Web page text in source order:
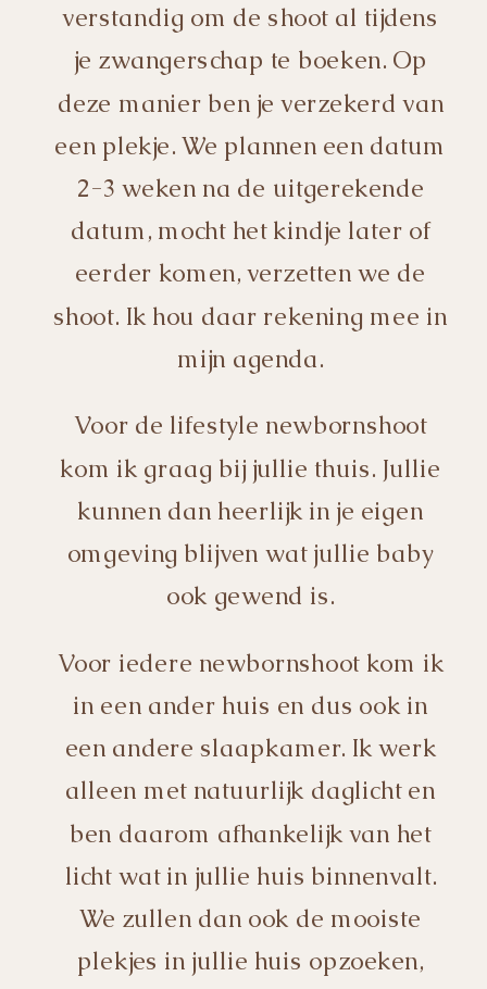
verstandig om de shoot al tijdens
je zwangerschap te boeken. Op
deze manier ben je verzekerd van
een plekje. We plannen een datum
2-3 weken na de uitgerekende
datum, mocht het kindje later of
eerder komen, verzetten we de
shoot. Ik hou daar rekening mee in
mijn agenda.
Voor de lifestyle newbornshoot
kom ik graag bij jullie thuis. Jullie
kunnen dan heerlijk in je eigen
omgeving blijven wat jullie baby
ook gewend is.
Voor iedere newbornshoot kom ik
in een ander huis en dus ook in
een andere slaapkamer. Ik werk
alleen met natuurlijk daglicht en
ben daarom afhankelijk van het
licht wat in jullie huis binnenvalt.
We zullen dan ook de mooiste
plekjes in jullie huis opzoeken,